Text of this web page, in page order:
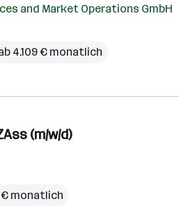
and Market Operations GmbH
4.109 € monatlich
(m/w/d)
€ monatlich